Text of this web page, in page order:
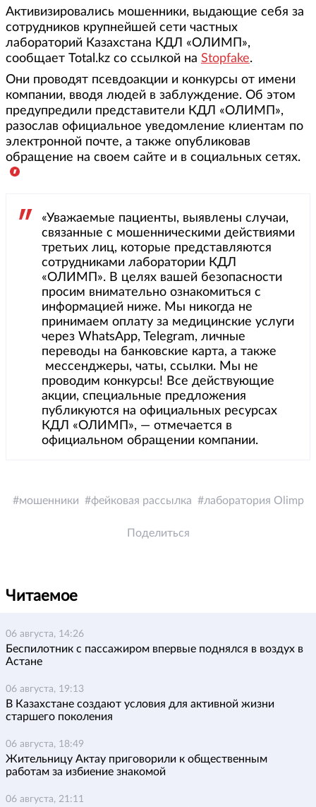
Активизировались мошенники, выдающие себя за
сотрудников крупнейшей сети частных
лабораторий Казахстана КДЛ «ОЛИМП»,
сообщает Total.kz со ссылкой на Stopfake.
Они проводят псевдоакции и конкурсы от имени
компании, вводя людей в заблуждение. Об этом
предупредили представители КДЛ «ОЛИМП»,
разослав официальное уведомление клиентам по
электронной почте, а также опубликовав
обращение на своем сайте и в социальных сетях.
«Уважаемые пациенты, выявлены случаи,
связанные с мошенническими действиями
третьих лиц, которые представляются
сотрудниками лаборатории КДЛ
«ОЛИМП». В целях вашей безопасности
просим внимательно ознакомиться с
информацией ниже. Мы никогда не
принимаем оплату за медицинские услуги
через WhatsApp, Telegram, личные
переводы на банковские карта, а также
мессенджеры, чаты, ссылки. Мы не
проводим конкурсы! Все действующие
акции, специальные предложения
публикуются на официальных ресурсах
КДЛ «ОЛИМП», — отмечается в
официальном обращении компании.
мошенники фейковая рассылка лаборатория Olimp
Поделиться
Читаемое
06 августа, 14:26
Беспилотник с пассажиром впервые поднялся в воздух в
Астане
06 августа, 19:13
В Казахстане создают условия для активной жизни
старшего поколения
06 августа, 18:49
Жительницу Актау приговорили к общественным
работам за избиение знакомой
06 августа, 21:11